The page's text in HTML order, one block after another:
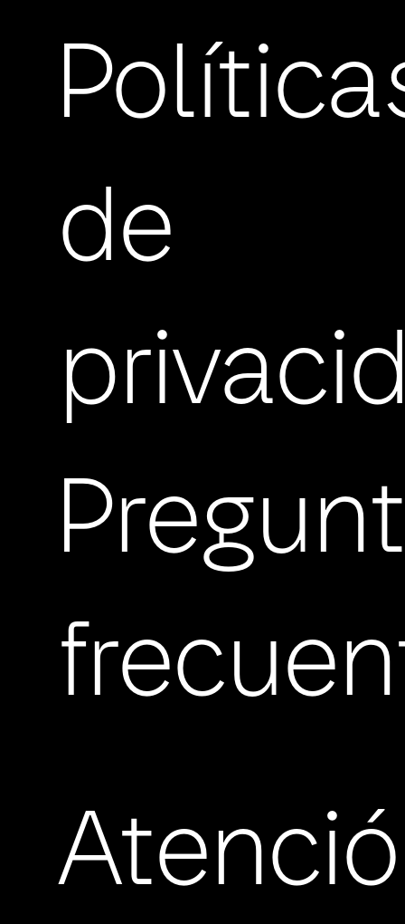
de